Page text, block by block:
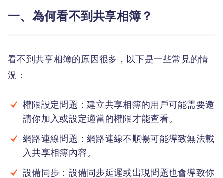
一、為何看不到共享相簿？
看不到共享相簿的原因很多，以下是一些常見的情
況：
權限設定問題：建立共享相簿的用戶可能需要邀
請你加入或設定適當的權限才能查看。
網路連線問題：網路連線不順暢可能導致無法載
入共享相簿內容。
設備同步：設備同步延遲或出現問題也會導致你